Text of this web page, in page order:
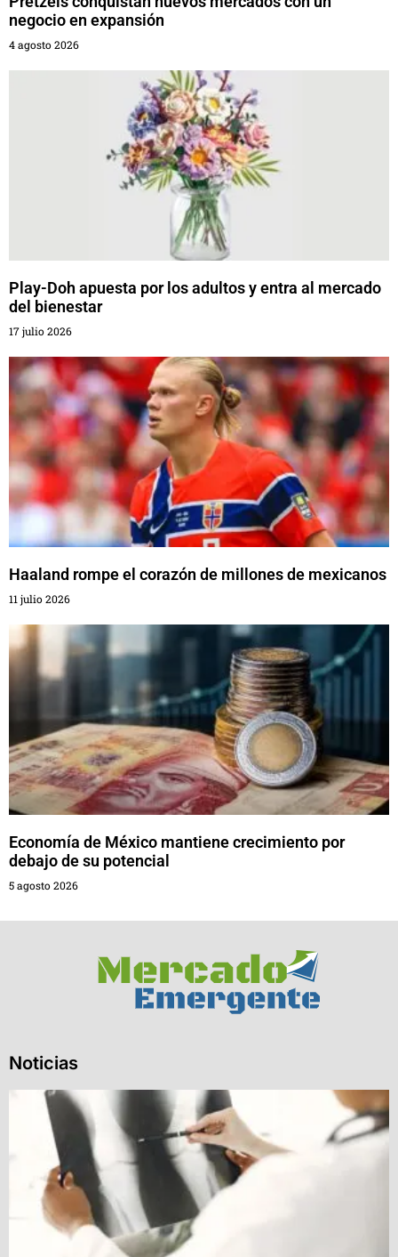
negocio en expansión
4 agosto 2026
Play-Doh apuesta por los adultos y entra al mercado
del bienestar
17 julio 2026
Haaland rompe el corazón de millones de mexicanos
11 julio 2026
Economía de México mantiene crecimiento por
debajo de su potencial
5 agosto 2026
Noticias